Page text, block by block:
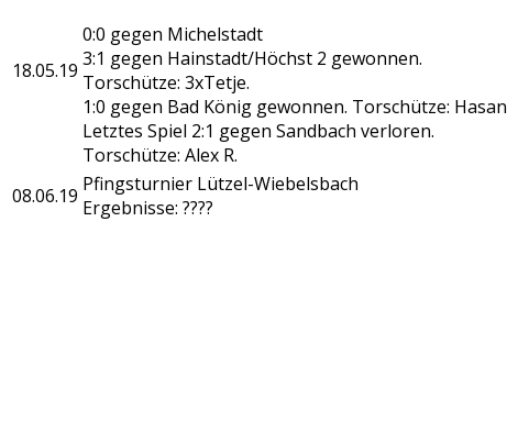
18.05.19
0:0 gegen Michelstadt
3:1 gegen Hainstadt/Höchst 2 gewonnen.
Torschütze: 3xTetje.
1:0 gegen Bad König gewonnen. Torschütze: Hasan
Letztes Spiel 2:1 gegen Sandbach verloren.
Torschütze: Alex R.
08.06.19 Pfingsturnier Lützel-Wiebelsbach
Ergebnisse: ????